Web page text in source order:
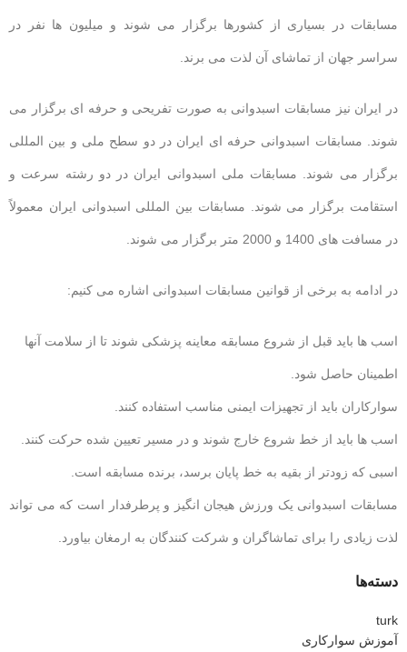
مسابقات در بسیاری از کشورها برگزار می شوند و میلیون ها نفر در
سراسر جهان از تماشای آن لذت می برند.
در ایران نیز مسابقات اسبدوانی به صورت تفریحی و حرفه ای برگزار می
شوند. مسابقات اسبدوانی حرفه ای ایران در دو سطح ملی و بین المللی
برگزار می شوند. مسابقات ملی اسبدوانی ایران در دو رشته سرعت و
استقامت برگزار می شوند. مسابقات بین المللی اسبدوانی ایران معمولاً
در مسافت های 1400 و 2000 متر برگزار می شوند.
در ادامه به برخی از قوانین مسابقات اسبدوانی اشاره می کنیم:
اسب ها باید قبل از شروع مسابقه معاینه پزشکی شوند تا از سلامت آنها
اطمینان حاصل شود.
سوارکاران باید از تجهیزات ایمنی مناسب استفاده کنند.
اسب ها باید از خط شروع خارج شوند و در مسیر تعیین شده حرکت کنند.
اسبی که زودتر از بقیه به خط پایان برسد، برنده مسابقه است.
مسابقات اسبدوانی یک ورزش هیجان انگیز و پرطرفدار است که می تواند
لذت زیادی را برای تماشاگران و شرکت کنندگان به ارمغان بیاورد.
دسته‌ها
turk
آموزش سوارکاری